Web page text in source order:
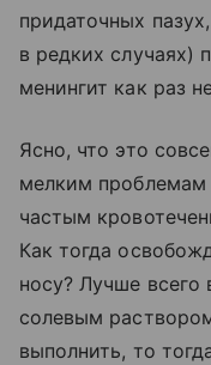
придаточных
в редких случаях)
менингит как раз
Ясно, что это
мелким проблемам
частым
Как тогда
носу? Лучше
солевым
выполнить, то